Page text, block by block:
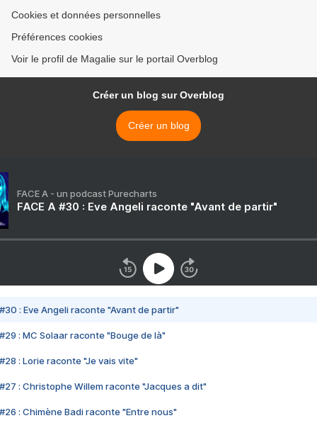
Cookies et données personnelles
Préférences cookies
Voir le profil de Magalie sur le portail Overblog
Créer un blog sur Overblog
Créer un blog
FACE A - un podcast Purecharts
FACE A #30 : Eve Angeli raconte "Avant de partir"
#30 : Eve Angeli raconte "Avant de partir"
#29 : MC Solaar raconte "Bouge de là"
#28 : Lorie raconte "Je vais vite"
#27 : Christophe Willem raconte "Jacques a dit"
#26 : Chimène Badi raconte "Entre nous"